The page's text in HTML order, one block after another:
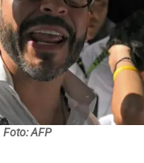
Foto: AFP